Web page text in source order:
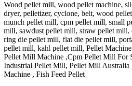
Wood pellet mill, wood pellet machine,
dryer, pelletizer, cyclone, belt, wood
munch pellet mill, cpm pellet mill, small
mill, sawdust pellet mill, straw pellet
ring die pellet mill, flat die pellet mill,
pellet mill, kahl pellet mill, Pellet
Pellet Mill Machine ,Cpm Pellet Mill For
Industrial Pellet Mill, Pellet Mill Australia
Machine , Fish Feed Pellet